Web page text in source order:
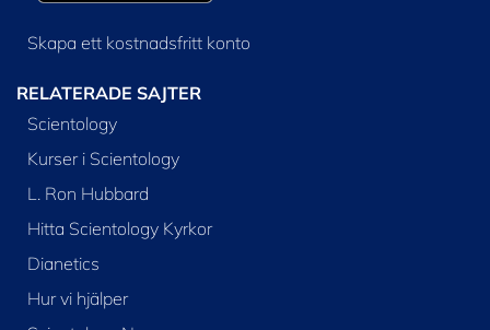
Skapa ett kostnadsfritt konto
RELATERADE SAJTER
Scientology
Kurser i Scientology
L. Ron Hubbard
Hitta Scientology Kyrkor
Dianetics
Hur vi hjälper